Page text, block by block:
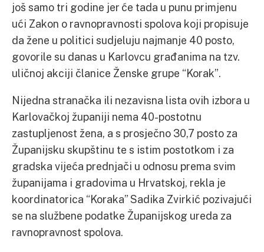
još samo tri godine jer će tada u punu primjenu
ući Zakon o ravnopravnosti spolova koji propisuje
da žene u politici sudjeluju najmanje 40 posto,
govorile su danas u Karlovcu građanima na tzv.
uličnoj akciji članice Ženske grupe “Korak”.
Nijedna stranačka ili nezavisna lista ovih izbora u
Karlovačkoj županiji nema 40-postotnu
zastupljenost žena, a s prosječno 30,7 posto za
Županijsku skupštinu te s istim postotkom i za
gradska vijeća prednjači u odnosu prema svim
županijama i gradovima u Hrvatskoj, rekla je
koordinatorica “Koraka” Sadika Zvirkić pozivajući
se na službene podatke Županijskog ureda za
ravnopravnost spolova.